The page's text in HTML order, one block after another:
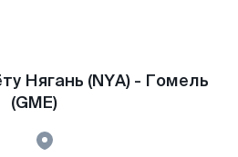
Нягань (NYA) - Гомель
(GME)